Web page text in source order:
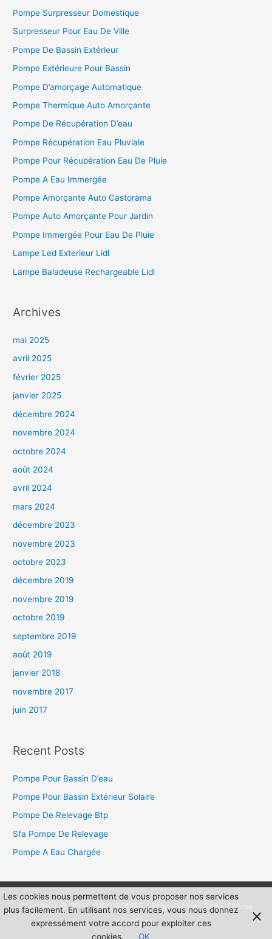
Pompe Surpresseur Domestique
Surpresseur Pour Eau De Ville
Pompe De Bassin Extérieur
Pompe Extérieure Pour Bassin
Pompe D’amorçage Automatique
Pompe Thermique Auto Amorçante
Pompe De Récupération D’eau
Pompe Récupération Eau Pluviale
Pompe Pour Récupération Eau De Pluie
Pompe A Eau Immergée
Pompe Amorçante Auto Castorama
Pompe Auto Amorçante Pour Jardin
Pompe Immergée Pour Eau De Pluie
Lampe Led Exterieur Lidl
Lampe Baladeuse Rechargeable Lidl
Archives
mai 2025
avril 2025
février 2025
janvier 2025
décembre 2024
novembre 2024
octobre 2024
août 2024
avril 2024
mars 2024
décembre 2023
novembre 2023
octobre 2023
décembre 2019
novembre 2019
octobre 2019
septembre 2019
août 2019
janvier 2018
novembre 2017
juin 2017
Recent Posts
Pompe Pour Bassin D’eau
Pompe Pour Bassin Extérieur Solaire
Pompe De Relevage Btp
Sfa Pompe De Relevage
Pompe A Eau Chargée
Copyright © 2026INFO POMPE | Propulsé parAstra Thème
WordPress
Les cookies nous permettent de vous proposer nos services
plus facilement. En utilisant nos services, vous nous donnez
expressément votre accord pour exploiter ces
cookies.
OK